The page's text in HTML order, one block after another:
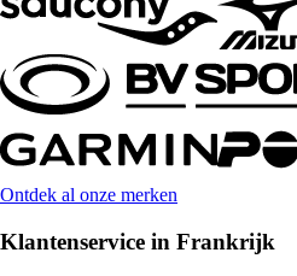
Ontdek al onze merken
Klantenservice in Frankrijk